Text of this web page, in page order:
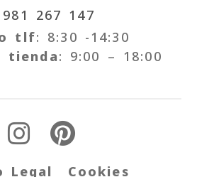
981 267 147
tlf: 8:30 -14:30
tienda: 9:00 – 18:00
Legal Cookies